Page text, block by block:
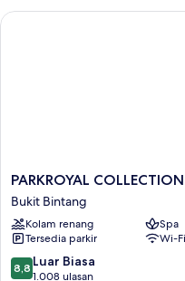
Twin
PARKROYAL
COLLECTION
Kuala
Lumpur
Bukit
Bintang
PARKROYAL
Bukit Bintang
Kolam renang
Spa
Tersedia parkir
Wi-
8.8
dari
8,8 Luar Biasa
1.008 ulasan
PARKROYAL COLLECTION